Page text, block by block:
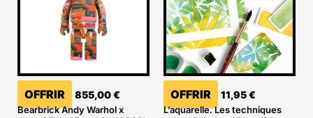
OFFRIR 855,00€
Bearbrick Andy Warhol x
OFFRIR 11,95€
L’aquarelle. Les techniques